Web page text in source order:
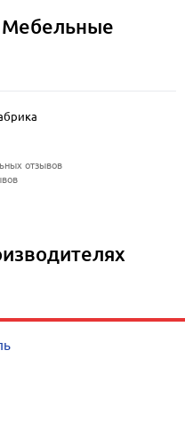
отзывов